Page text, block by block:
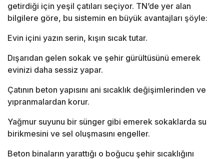
getirdiği için yeşil çatıları seçiyor. TN’de yer alan
bilgilere göre, bu sistemin en büyük avantajları şöyle:
Evin içini yazın serin, kışın sıcak tutar.
Dışarıdan gelen sokak ve şehir gürültüsünü emerek
evinizi daha sessiz yapar.
Çatının beton yapısını ani sıcaklık değişimlerinden ve
yıpranmalardan korur.
Yağmur suyunu bir sünger gibi emerek sokaklarda su
birikmesini ve sel oluşmasını engeller.
Beton binaların yarattığı o boğucu şehir sıcaklığını